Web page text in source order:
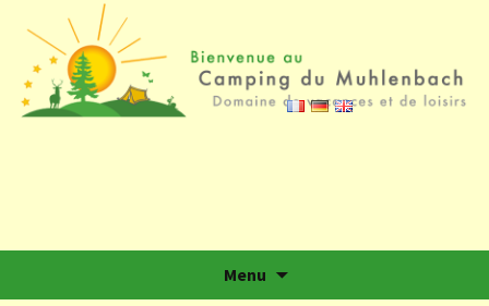
Camping du Muhlenbach
Domaine de vacances et de loisirs
Menu